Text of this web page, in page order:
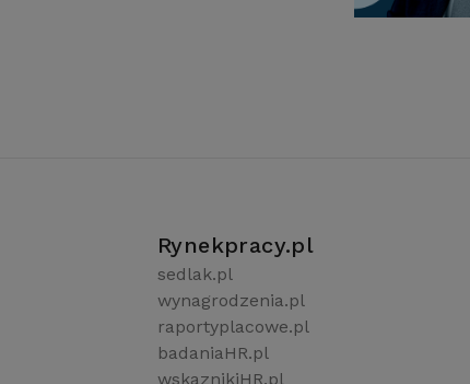
Rynekpracy.pl
sedlak.pl
wynagrodzenia.pl
raportyplacowe.pl
badaniaHR.pl
wskaznikiHR.pl